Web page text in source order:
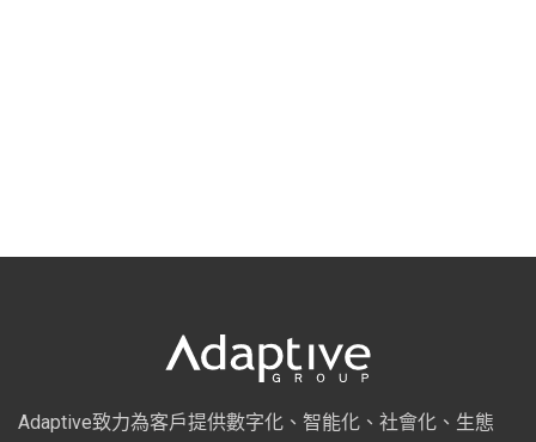
Adaptive致力為客戶提供數字化、智能化、社會化、生態